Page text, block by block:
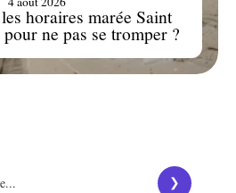
horaires marée Saint
ne pas se tromper ?